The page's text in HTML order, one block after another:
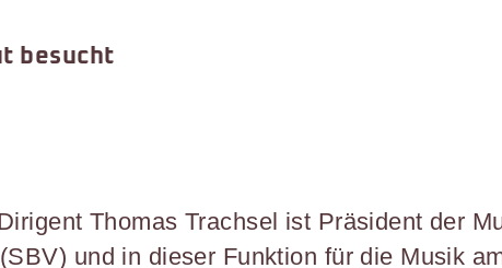
besucht
Thomas Trachsel ist Präsident der
und in dieser Funktion für die Musik